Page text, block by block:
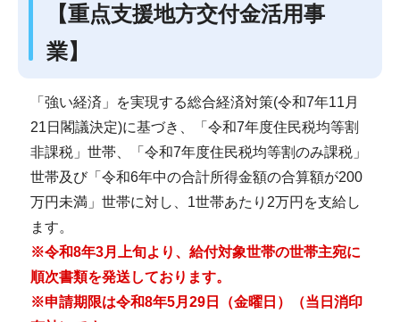
【重点支援地方交付金活用事
業】
「強い経済」を実現する総合経済対策(令和7年11月
21日閣議決定)に基づき、「令和7年度住民税均等割
非課税」世帯、「令和7年度住民税均等割のみ課税」
世帯及び「令和6年中の合計所得金額の合算額が200
万円未満」世帯に対し、1世帯あたり2万円を支給し
ます。
※令和8年3月上旬より、給付対象世帯の世帯主宛に
順次書類を発送しております。
※申請期限は令和8年5月29日（金曜日）（当日消印